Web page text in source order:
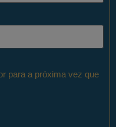
para a próxima vez que